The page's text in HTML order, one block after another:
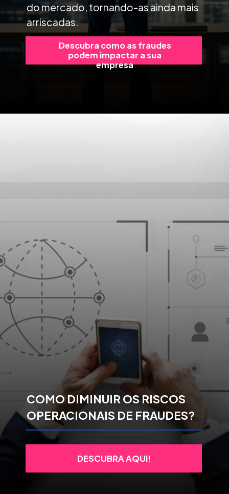
do mercado, tornando-as ainda mais
arriscadas.
Descubra como as fraudes
podem impactar a sua
empresa
DESCUBRA AQUI!
COMO DIMINUIR OS RISCOS
OPERACIONAIS DE FRAUDES?